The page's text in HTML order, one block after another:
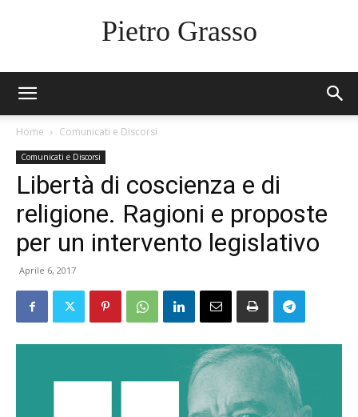
Pietro Grasso
Home Comunicati e Discorsi
Comunicati e Discorsi
Libertà di coscienza e di
religione. Ragioni e proposte
per un intervento legislativo
Aprile 6, 2017